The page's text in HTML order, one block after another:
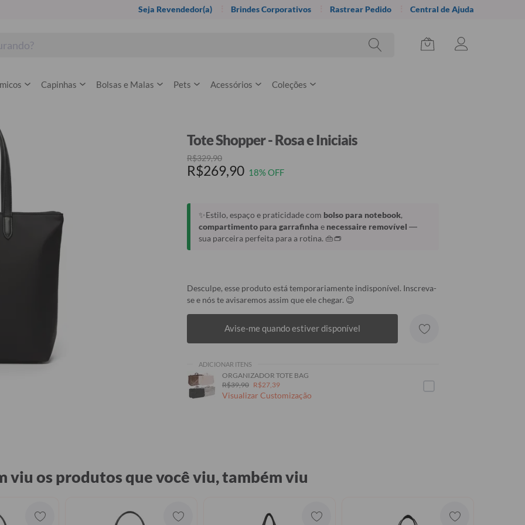
Seja Revendedor(a) Brindes Corporativos Rastrear Pedido Central de Ajuda
Capinhas Bolsas e Malas Pets Acessórios Coleções
Tote Shopper - Rosa e Iniciais
R$329,90
R$269,90 18% OFF
✨Estilo, espaço e praticidade com bolso para notebook,
compartimento para garrafinha e necessaire removível —
sua parceira perfeita para a rotina. 👜👝
Desculpe, esse produto está temporariamente indisponível. Inscreva-
se e nós te avisaremos assim que ele chegar. 😉
Avise-me quando estiver disponível
ADICIONAR ITENS
ORGANIZADOR TOTE BAG
R$39,90 R$27,39
Visualizar Customização
viu os produtos que você viu, também viu